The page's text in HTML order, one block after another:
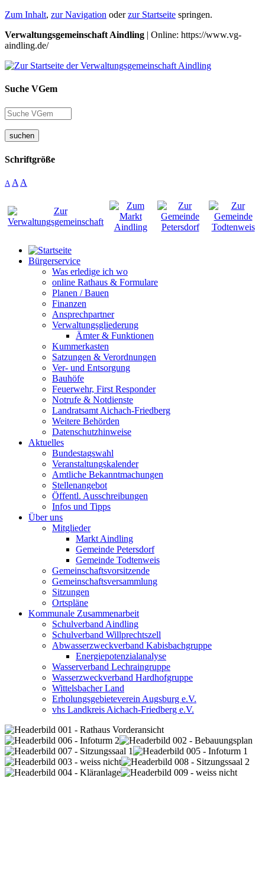
Zum Inhalt, zur Navigation oderzur Startseite springen.
Verwaltungsgemeinschaft Aindling | Online: https://www.vg-
aindling.de/
Suche VGem
suchen
Schriftgröße
A A A
Bürgerservice
Was erledige ich wo
online Rathaus & Formulare
Planen / Bauen
Finanzen
Ansprechpartner
Verwaltungsgliederung
Ämter & Funktionen
Kummerkasten
Satzungen & Verordnungen
Ver- und Entsorgung
Bauhöfe
Feuerwehr, First Responder
Notrufe & Notdienste
Landratsamt Aichach-Friedberg
Weitere Behörden
Datenschutzhinweise
Aktuelles
Bundestagswahl
Veranstaltungskalender
Amtliche Bekanntmachungen
Stellenangebot
Öffentl. Ausschreibungen
Infos und Tipps
Über uns
Mitglieder
Markt Aindling
Gemeinde Petersdorf
Gemeinde Todtenweis
Gemeinschaftsvorsitzende
Gemeinschaftsversammlung
Sitzungen
Ortspläne
Kommunale Zusammenarbeit
Schulverband Aindling
Schulverband Willprechtszell
Abwasserzweckverband Kabisbachgruppe
Energiepotenzialanalyse
Wasserverband Lechraingruppe
Wasserzweckverband Hardhofgruppe
Wittelsbacher Land
Erholungsgebieteverein Augsburg e.V.
vhs Landkreis Aichach-Friedberg e.V.